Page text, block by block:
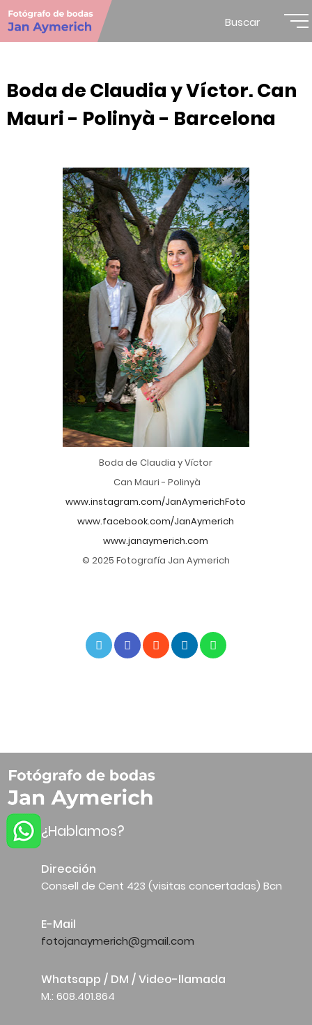
Buscar
Boda de Claudia y Víctor. Can
Mauri - Polinyà - Barcelona
Boda de Claudia y Víctor
Can Mauri - Polinyà
www.instagram.com/JanAymerichFoto
www.facebook.com/JanAymerich
www.janaymerich.com
© 2025 Fotografía Jan Aymerich
¿Hablamos?
Dirección
Consell de Cent 423 (visitas concertadas) Bcn
E-Mail
fotojanaymerich@gmail.com
Whatsapp / DM / Video-llamada
M.: 608.401.864